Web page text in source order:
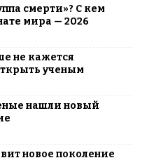
смерти»? С кем
мира — 2026
не кажется
ученым
нашли новый
новое поколение